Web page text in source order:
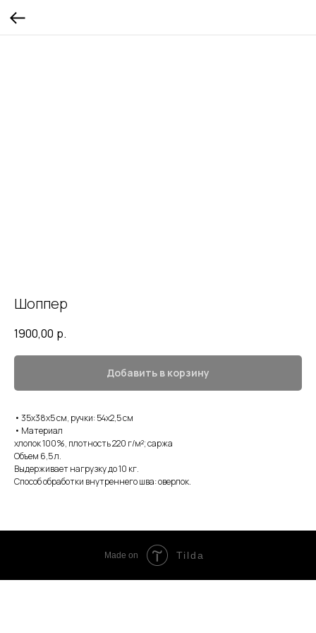
Шоппер
1900,00 р.
Добавить в корзину
• 35х38х5 см, ручки: 54х2,5 см
• Материал
хлопок 100%, плотность 220 г/м²; саржа
Объем 6,5 л.
Выдерживает нагрузку до 10 кг.
Способ обработки внутреннего шва: оверлок.
Made on Tilda